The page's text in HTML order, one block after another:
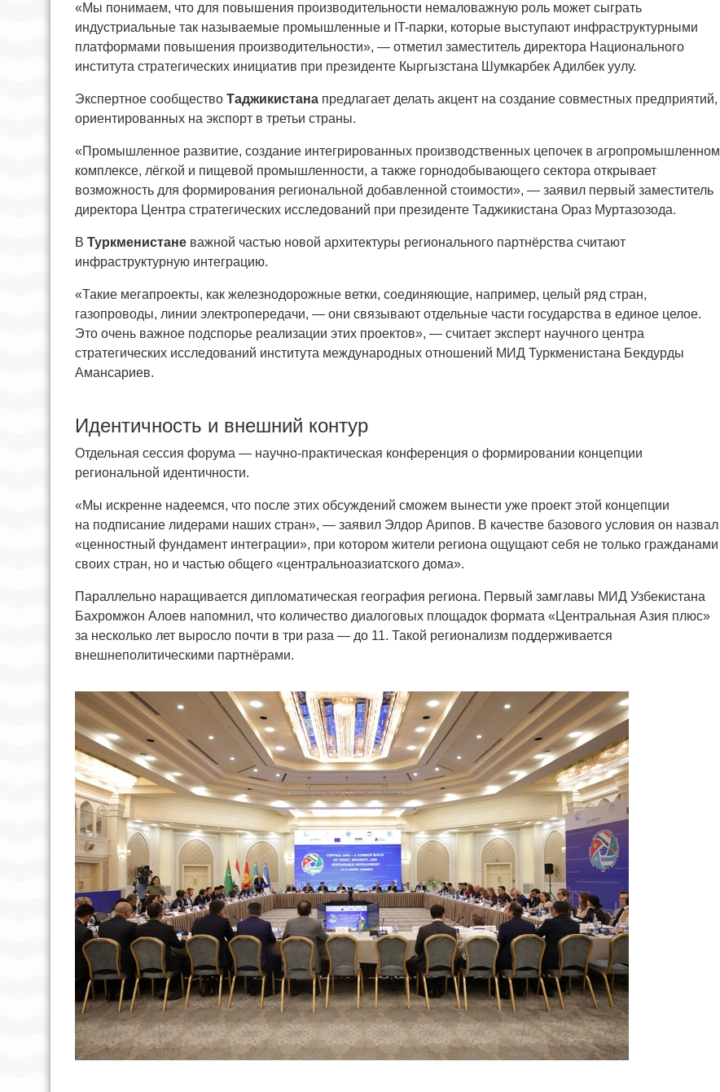
«Мы понимаем, что для повышения производительности немаловажную роль может сыграть
индустриальные так называемые промышленные и IT-парки, которые выступают инфраструктурными
платформами повышения производительности», — отметил заместитель директора Национального
института стратегических инициатив при президенте Кыргызстана Шумкарбек Адилбек уулу.
Экспертное сообщество Таджикистана предлагает делать акцент на создание совместных предприятий,
ориентированных на экспорт в третьи страны.
«Промышленное развитие, создание интегрированных производственных цепочек в агропромышленном
комплексе, лёгкой и пищевой промышленности, а также горнодобывающего сектора открывает
возможность для формирования региональной добавленной стоимости», — заявил первый заместитель
директора Центра стратегических исследований при президенте Таджикистана Ораз Муртазозода.
В Туркменистане важной частью новой архитектуры регионального партнёрства считают
инфраструктурную интеграцию.
«Такие мегапроекты, как железнодорожные ветки, соединяющие, например, целый ряд стран,
газопроводы, линии электропередачи, — они связывают отдельные части государства в единое целое.
Это очень важное подспорье реализации этих проектов», — считает эксперт научного центра
стратегических исследований института международных отношений МИД Туркменистана Бекдурды
Амансариев.
Идентичность и внешний контур
Отдельная сессия форума — научно-практическая конференция о формировании концепции
региональной идентичности.
«Мы искренне надеемся, что после этих обсуждений сможем вынести уже проект этой концепции
на подписание лидерами наших стран», — заявил Элдор Арипов. В качестве базового условия он назвал
«ценностный фундамент интеграции», при котором жители региона ощущают себя не только гражданами
своих стран, но и частью общего «центральноазиатского дома».
Параллельно наращивается дипломатическая география региона. Первый замглавы МИД Узбекистана
Бахромжон Алоев напомнил, что количество диалоговых площадок формата «Центральная Азия плюс»
за несколько лет выросло почти в три раза — до 11. Такой регионализм поддерживается
внешнеполитическими партнёрами.